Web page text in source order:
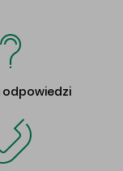
odpowiedzi